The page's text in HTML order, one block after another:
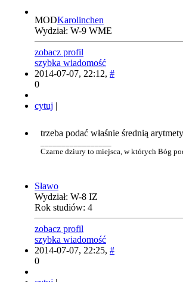
MODKarolinchen
Wydział: W-9 WME
zobacz profil
szybka wiadomość
2014-07-07, 22:12, #
0
cytuj |
trzeba podać właśnie średnią
Czarne dziury to miejsca, w których Bóg
Sławo
Wydział: W-8 IZ
Rok studiów: 4
zobacz profil
szybka wiadomość
2014-07-07, 22:25, #
0